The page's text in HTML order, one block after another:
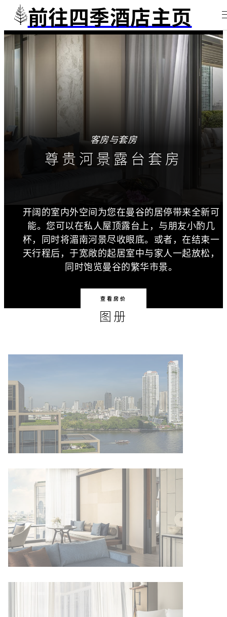
前往四季酒店主页
客房与套房
尊贵河景露台套房
开阔的室内外空间为您在曼谷的居停带来全新可
能。您可以在私人屋顶露台上，与朋友小酌几
杯，同时将湄南河景尽收眼底。或者，在结束一
天行程后，于宽敞的起居室中与家人一起放松，
同时饱览曼谷的繁华市景。
查看房价
图册